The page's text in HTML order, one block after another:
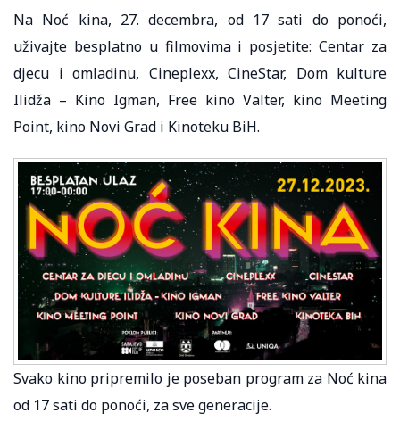
Na Noć kina, 27. decembra, od 17 sati do ponoći,
uživajte besplatno u filmovima i posjetite: Centar za
djecu i omladinu, Cineplexx, CineStar, Dom kulture
Ilidža – Kino Igman, Free kino Valter, kino Meeting
Point, kino Novi Grad i Kinoteku BiH.
Svako kino pripremilo je poseban program za Noć kina
od 17 sati do ponoći, za sve generacije.